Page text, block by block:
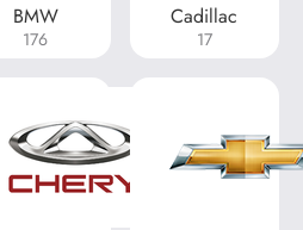
BMW
176
Cadillac
17